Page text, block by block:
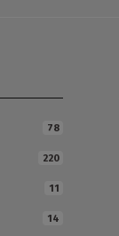
78
220
11
14